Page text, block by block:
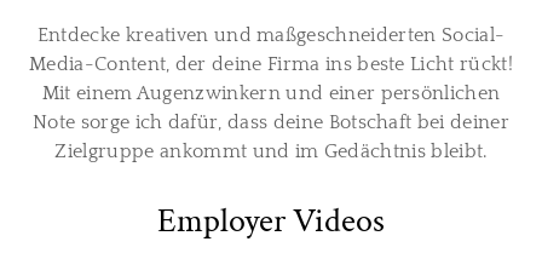
Entdecke kreativen und maßgeschneiderten Social-
Media-Content, der deine Firma ins beste Licht rückt!
Mit einem Augenzwinkern und einer persönlichen
Note sorge ich dafür, dass deine Botschaft bei deiner
Zielgruppe ankommt und im Gedächtnis bleibt.
Employer Videos